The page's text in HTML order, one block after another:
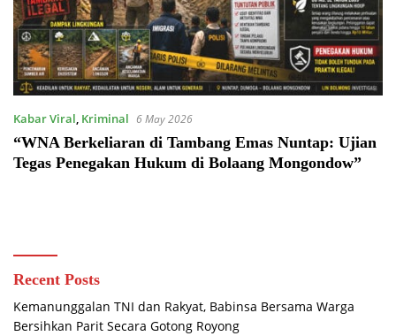
Kabar Viral, Kriminal 6 May 2026
“WNA Berkeliaran di Tambang Emas Nuntap: Ujian
Tegas Penegakan Hukum di Bolaang Mongondow”
Recent Posts
Kemanunggalan TNI dan Rakyat, Babinsa Bersama Warga
Bersihkan Parit Secara Gotong Royong